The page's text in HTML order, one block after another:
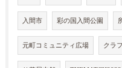
入間市 彩の国入間公園
元町コミュニティ広場 クラ